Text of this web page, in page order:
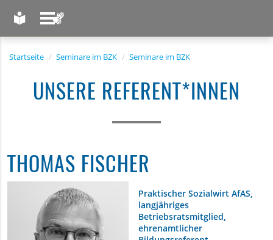
Startseite Seminare im BZK Seminare im BZK
UNSERE REFERENT*INNEN
THOMAS FISCHER
Praktischer Sozialwirt AfAS,
langjähriges
Betriebsratsmitglied,
ehrenamtlicher